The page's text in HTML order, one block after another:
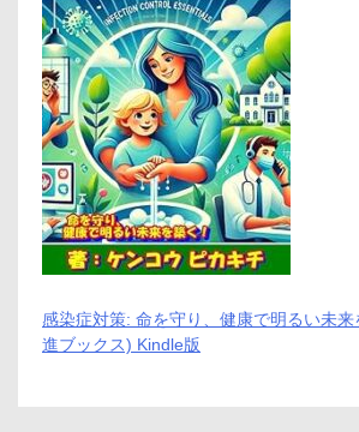
感染症対策: 命を守り、健康で明るい未
進ブックス) Kindle版